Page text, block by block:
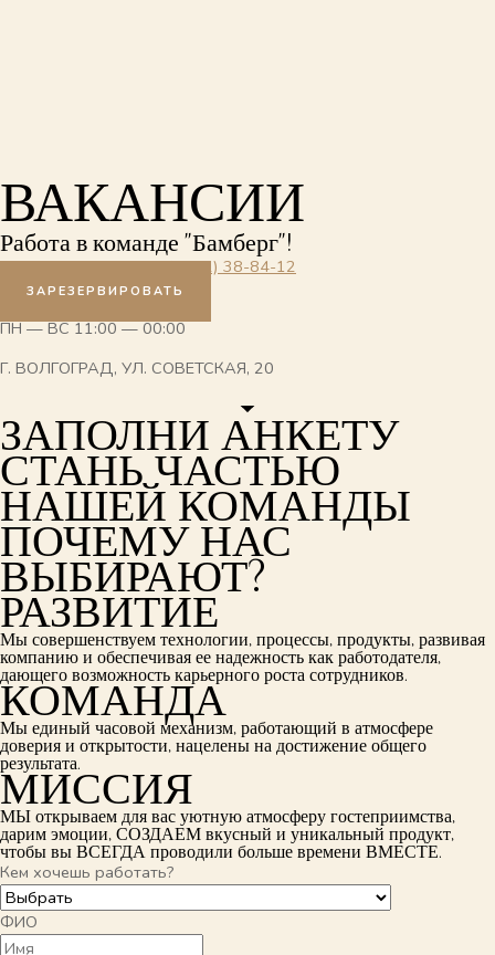
ВАКАНСИИ
Работа в команде "Бамберг"!
Зарезервировать:+7 (8442) 38-84-12
ЗАРЕЗЕРВИРОВАТЬ
ПН — ВС 11:00 — 00:00
Г. ВОЛГОГРАД, УЛ. СОВЕТСКАЯ, 20
ЗАПОЛНИ АНКЕТУ
СТАНЬ ЧАСТЬЮ
НАШЕЙ КОМАНДЫ
ПОЧЕМУ НАС
ВЫБИРАЮТ?
РАЗВИТИЕ
Мы совершенствуем технологии, процессы, продукты, развивая
компанию и обеспечивая ее надежность как работодателя,
дающего возможность карьерного роста сотрудников.
КОМАНДА
Мы единый часовой механизм, работающий в атмосфере
доверия и открытости, нацелены на достижение общего
результата.
МИССИЯ
МЫ открываем для вас уютную атмосферу гостеприимства,
дарим эмоции, СОЗДАЕМ вкусный и уникальный продукт,
чтобы вы ВСЕГДА проводили больше времени ВМЕСТЕ.
Кем хочешь работать?
ФИО